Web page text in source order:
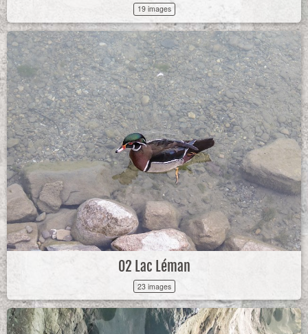
19 images
02 Lac Léman
23 images